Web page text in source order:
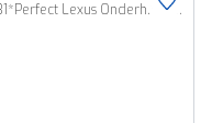
300h F Sport *Lexus fabrieksg.t/m07-2031*Perfect Lexus Onderh.*Schuifdak/ACC/Leder/F-Sport 4x/Keyless Entry+Go/Stoelverw./Memorie/Dodehoek/Camera/LED/DAB/Parkeersens.V+A/19 inch LM*